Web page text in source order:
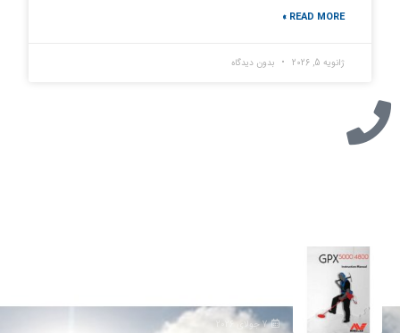
READ MORE »
ژانویه 5, 2026 بدون دیدگاه
7 جولای 2026